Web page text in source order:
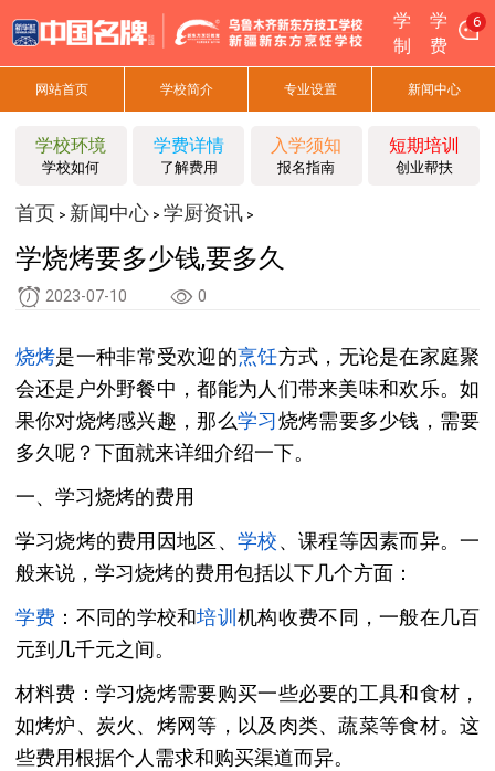
学
制
学
费
6
网站首页 学校简介 专业设置 新闻中心
学校环境
学校如何
学费详情
了解费用
入学须知
报名指南
短期培训
创业帮扶
首页 > 新闻中心> 学厨资讯>
学烧烤要多少钱,要多久
2023-07-10 0
烧烤是一种非常受欢迎的烹饪方式，无论是在家庭聚
会还是户外野餐中，都能为人们带来美味和欢乐。如
果你对烧烤感兴趣，那么学习烧烤需要多少钱，需要
多久呢？下面就来详细介绍一下。
一、学习烧烤的费用
学习烧烤的费用因地区、 学校、课程等因素而异。一
般来说，学习烧烤的费用包括以下几个方面：
学费 ：不同的学校和培训机构收费不同，一般在几百
元到几千元之间。
材料费：学习烧烤需要购买一些必要的工具和食材，
如烤炉、炭火、烤网等，以及肉类、蔬菜等食材。这
些费用根据个人需求和购买渠道而异。